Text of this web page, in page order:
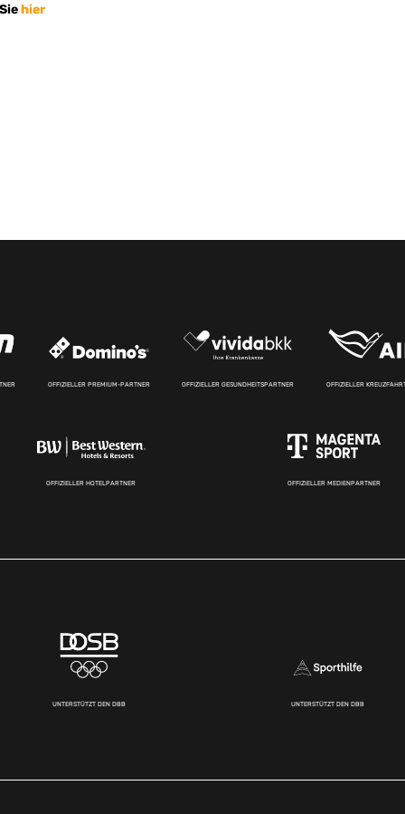
hier
OFFIZIELLER PREMIUM-PARTNER OFFIZIELLER GESUNDHEITSPARTNER OFFIZIELLER
OFFIZIELLER HOTELPARTNER OFFIZIELLER MEDIENPARTNER
UNTERSTÜTZT DEN DBB UNTERSTÜTZT DEN DBB